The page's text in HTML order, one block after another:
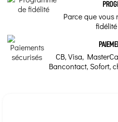
Parce que vous
CB, Visa,
Bancontact, Sofort,